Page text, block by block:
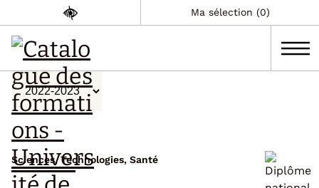
Ma sélection (0)
Sciences, Technologies, Santé